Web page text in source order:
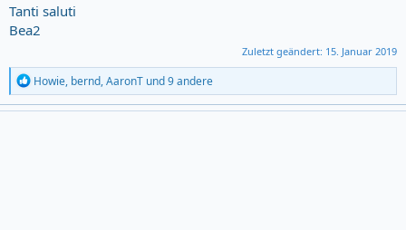
Tanti saluti
Bea2
Zuletzt geändert: 15. Januar 2019
R
e
a
Howie, bernd,AaronT und 9 andere